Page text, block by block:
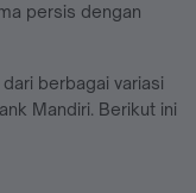
persis dengan
berbagai variasi
Mandiri. Berikut ini